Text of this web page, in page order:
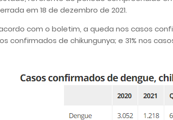
em 18 de dezembro de 2021.
com o boletim, a queda nos casos
confirmados de chikungunya; e 31% nos